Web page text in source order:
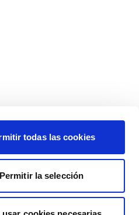
todas las cookies
Permitir la selección